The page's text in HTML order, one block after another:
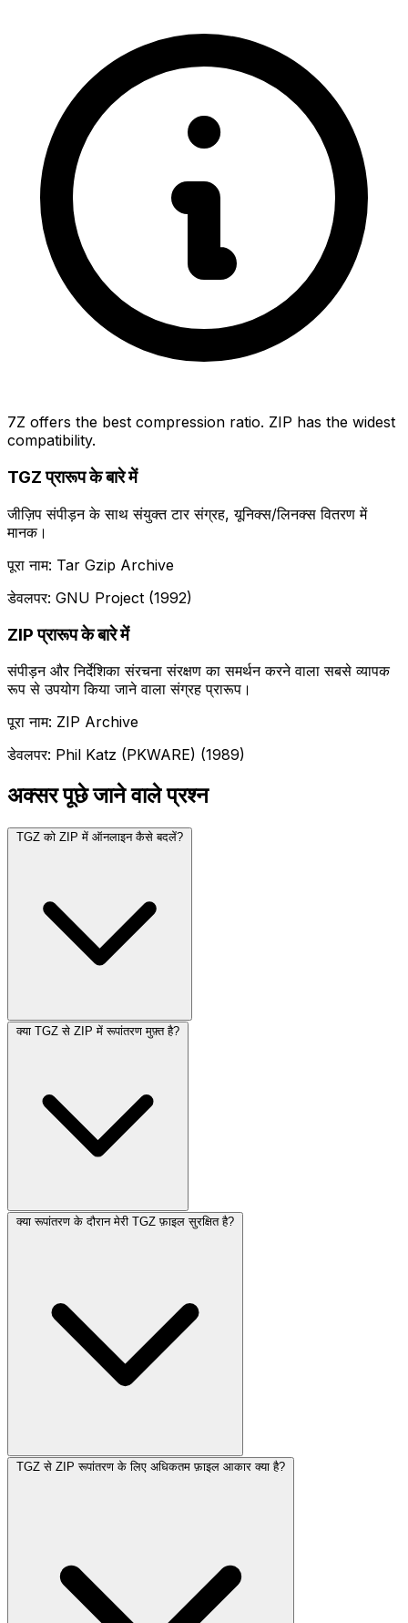
7Z offers the best compression ratio. ZIP has the widest
compatibility.
TGZ प्रारूप के बारे में
जीज़िप संपीड़न के साथ संयुक्त टार संग्रह, यूनिक्स/लिनक्स वितरण में
मानक।
पूरा नाम: Tar Gzip Archive
डेवलपर: GNU Project (1992)
ZIP प्रारूप के बारे में
संपीड़न और निर्देशिका संरचना संरक्षण का समर्थन करने वाला सबसे व्यापक
रूप से उपयोग किया जाने वाला संग्रह प्रारूप।
पूरा नाम: ZIP Archive
डेवलपर: Phil Katz (PKWARE) (1989)
अक्सर पूछे जाने वाले प्रश्न
TGZ को ZIP में ऑनलाइन कैसे बदलें?
क्या TGZ से ZIP में रूपांतरण मुफ़्त है?
क्या रूपांतरण के दौरान मेरी TGZ फ़ाइल सुरक्षित है?
TGZ से ZIP रूपांतरण के लिए अधिकतम फ़ाइल आकार क्या है?